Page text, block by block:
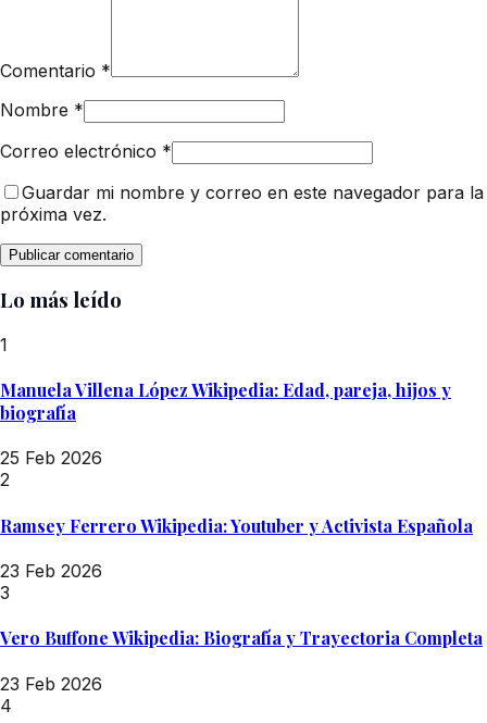
Comentario *
Nombre *
Correo electrónico *
Guardar mi nombre y correo en este navegador para la
próxima vez.
Lo más leído
1
Manuela Villena López Wikipedia: Edad, pareja, hijos y
biografía
25 Feb 2026
2
Ramsey Ferrero Wikipedia: Youtuber y Activista Española
23 Feb 2026
3
Vero Buffone Wikipedia: Biografía y Trayectoria Completa
23 Feb 2026
4